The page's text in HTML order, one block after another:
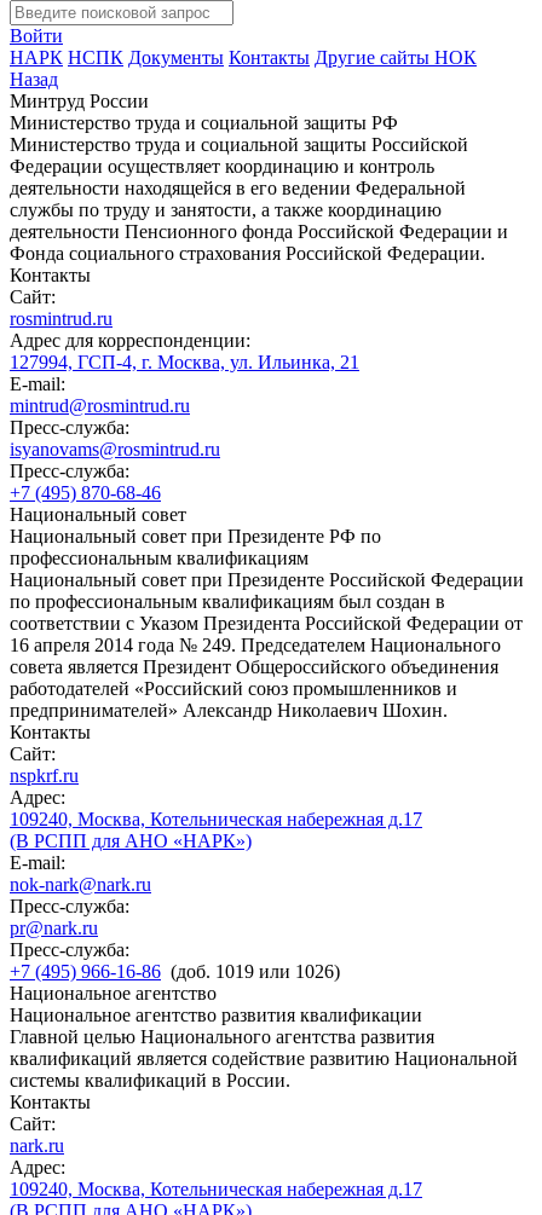
Войти
НАРК НСПК Документы Контакты Другие сайты НОК
Назад
Минтруд России
Министерство труда и социальной защиты РФ
Министерство труда и социальной защиты Российской
Федерации осуществляет координацию и контроль
деятельности находящейся в его ведении Федеральной
службы по труду и занятости, а также координацию
деятельности Пенсионного фонда Российской Федерации и
Фонда социального страхования Российской Федерации.
Контакты
Сайт:
rosmintrud.ru
Адрес для корреспонденции:
127994, ГСП-4, г. Москва, ул. Ильинка, 21
E-mail:
mintrud@rosmintrud.ru
Пресс-служба:
isyanovams@rosmintrud.ru
Пресс-служба:
+7 (495) 870-68-46
Национальный совет
Национальный совет при Президенте РФ по
профессиональным квалификациям
Национальный совет при Президенте Российской Федерации
по профессиональным квалификациям был создан в
соответствии с Указом Президента Российской Федерации от
16 апреля 2014 года № 249. Председателем Национального
совета является Президент Общероссийского объединения
работодателей «Российский союз промышленников и
предпринимателей» Александр Николаевич Шохин.
Контакты
Сайт:
nspkrf.ru
Адрес:
109240, Москва, Котельническая набережная д.17
(В РСПП для АНО «НАРК»)
E-mail:
nok-nark@nark.ru
Пресс-служба:
pr@nark.ru
Пресс-служба:
+7 (495) 966-16-86 (доб. 1019 или 1026)
Национальное агентство
Национальное агентство развития квалификации
Главной целью Национального агентства развития
квалификаций является содействие развитию Национальной
системы квалификаций в России.
Контакты
Сайт:
nark.ru
Адрес:
109240, Москва, Котельническая набережная д.17
(В РСПП для АНО «НАРК»)